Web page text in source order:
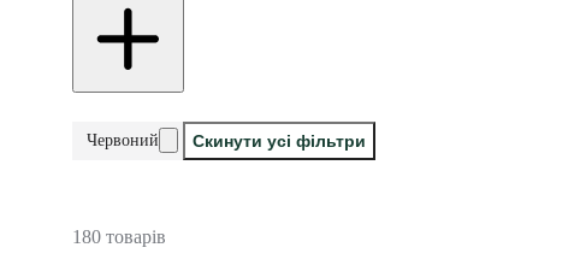
Червоний Скинути усі фільтри
180 товарів